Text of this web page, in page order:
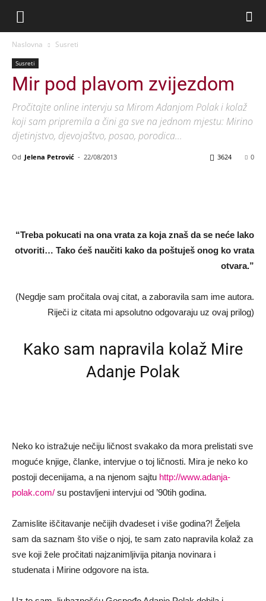
Naslovna Susreti
Susreti
Mir pod plavom zvijezdom
Pročitajte online intervju sa Mirom Adanjom Polak i kolaž
koji sam pripremila a čini ga sve na jednom mjestu: Mirino
djetinjstvo, djevojaštvo, posao, porodica...
Od Jelena Petrović - 22/08/2013 0
3624
“Treba pokucati na ona vrata za koja znaš da se neće lako
otvoriti… Tako ćeš naučiti kako da poštuješ onog ko vrata
otvara.”
(Negdje sam pročitala ovaj citat, a zaboravila sam ime autora.
Riječi iz citata mi apsolutno odgovaraju uz ovaj prilog)
Kako sam napravila kolaž Mire
Adanje Polak
Neko ko istražuje nečiju ličnost svakako da mora prelistati sve
moguće knjige, članke, intervjue o toj ličnosti. Mira je neko ko
postoji decenijama, a na njenom sajtu http://www.adanja-
polak.com/ su postavljeni intervjui od ’90tih godina.
Zamislite iščitavanje nečijih dvadeset i više godina?! Željela
sam da saznam što više o njoj, te sam zato napravila kolaž za
sve koji žele pročitati najzanimljivija pitanja novinara i
studenata i Mirine odgovore na ista.